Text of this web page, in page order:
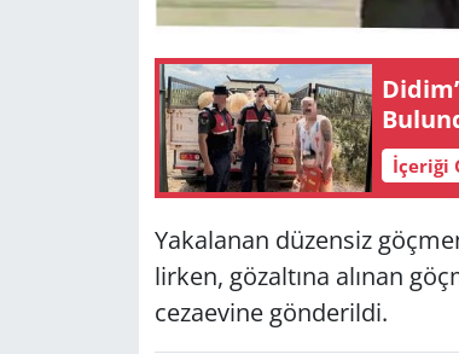
İçeriği
Ya­ka­la­nan dü­zen­siz
lir­ken, gö­zal­tı­na alı­nan
ce­za­evi­ne gön­de­ril­di.